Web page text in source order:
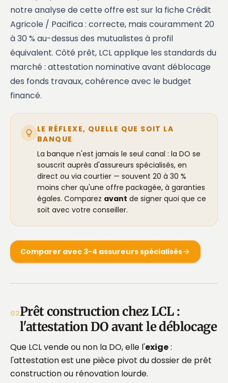
notre analyse de cette offre est sur la ficheCrédit
Agricole / Pacifica: correcte, mais couramment 20
à 30 % au-dessus des mutualistes à profil
équivalent. Côté prêt, LCL applique les standards du
marché : attestation nominative avant déblocage
des fonds travaux, cohérence avec le budget
financé.
LE RÉFLEXE, QUELLE QUE SOIT LA
BANQUE
La banque n'est jamais le seul canal : la DO se
souscrit auprès d'assureurs spécialisés, en
direct ou via courtier — souvent 20 à 30 %
moins cher qu'une offre packagée, à garanties
égales. Comparez avant de signer quoi que ce
soit avec votre conseiller.
Comparer avec 3-4 assureurs spécialisés
02Prêt construction chez LCL :
l'attestation DO avant le déblocage
Que LCL vende ou non la DO, elle l'exige:
l'attestation est une pièce pivot du dossier de prêt
construction ou rénovation lourde.